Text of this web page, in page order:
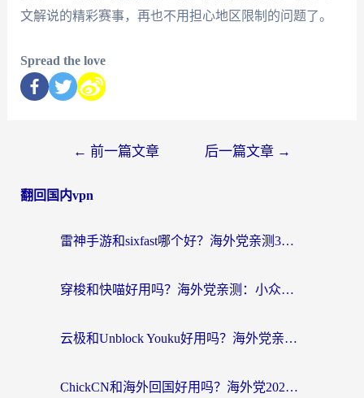
文解说的精彩赛事，再也不用担心地区限制的问题了。
Spread the love
← 前一篇文章 后一篇文章 →
翻回国内vpn
雷神手游和sixfast哪个好？海外党亲测3款回国加速器，教你选对不踩坑
穿梭和快喵好用吗？海外党亲测：小众加速器对比+番茄加速器深度体验
云极和Unblock Youku好用吗？海外党亲测+2026回国加速器避坑指南
ChickCN和海外回国好用吗？海外党2026亲测：从手游到影音，选对加速器的3个关键